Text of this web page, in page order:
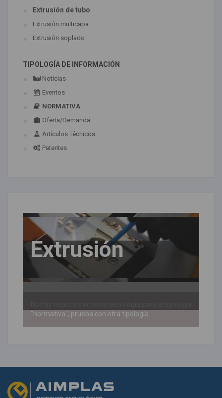
Extrusión de tubo
Extrusión multicapa
Extrusión soplado
TIPOLOGÍA DE INFORMACIÓN
Noticias
Eventos
NORMATIVA
Oferta/Demanda
Artículos Técnicos
Patentes
Extrusión
"normativa", prueba con otra tipología.